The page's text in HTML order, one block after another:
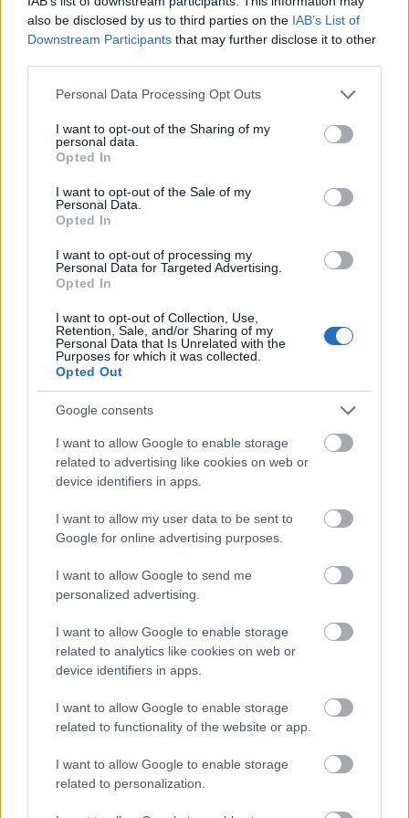
also be disclosed by us to third parties on the IAB’s List of
Downstream Participants that may further disclose it to other
Please note that this website/app uses one or more Google
not limited to your visit or usage behaviour. You may click to
grant or deny consent to Google and its third-party tags to
use your data for below specified purposes in below Google
consent section.
Personal Data Processing Opt Outs
I want to opt-out of the Sharing of my
personal data.
Opted In
I want to opt-out of the Sale of my
Personal Data.
Opted In
I want to opt-out of processing my
Personal Data for Targeted Advertising.
Opted In
I want to opt-out of Collection, Use,
Retention, Sale, and/or Sharing of my
Personal Data that Is Unrelated with the
Purposes for which it was collected.
Opted Out
Google consents
I want to allow Google to enable storage
related to advertising like cookies on web or
device identifiers in apps.
I want to allow my user data to be sent to
Google for online advertising purposes.
I want to allow Google to send me
personalized advertising.
I want to allow Google to enable storage
related to analytics like cookies on web or
device identifiers in apps.
I want to allow Google to enable storage
related to functionality of the website or app.
I want to allow Google to enable storage
related to personalization.
Ezeket olvastad már?
Ő itt Polgár Judit ritkán látott férje, 26 éve vannak
egymás mellett jóban-rosszban
Russell Crowe nemcsak rengeteget fogyott, de
brutálisan ki is gyúrta magát
nézők mindennap láthatták, mielőtt felségül ment a
királyhoz
18 régi fotó a Sziget Fesztiválról, ami vadabb és
szebb, mint egy időutazás